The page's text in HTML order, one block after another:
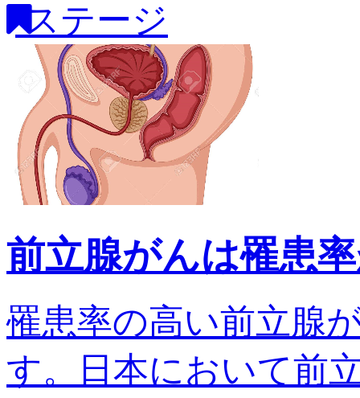
ステージ
前立腺がんは罹患
罹患率の高い前立腺
す。日本において前